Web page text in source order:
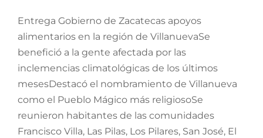
Entrega Gobierno de Zacatecas apoyos
alimentarios en la región de VillanuevaSe
benefició a la gente afectada por las
inclemencias climatológicas de los últimos
mesesDestacó el nombramiento de Villanueva
como el Pueblo Mágico más religiosoSe
reunieron habitantes de las comunidades
Francisco Villa, Las Pilas, Los Pilares, San José, El